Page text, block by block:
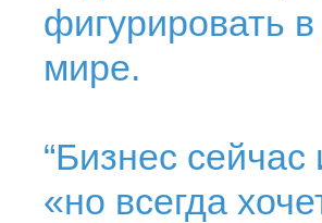
фигурировать
мире.
“Бизнес
«но всегда